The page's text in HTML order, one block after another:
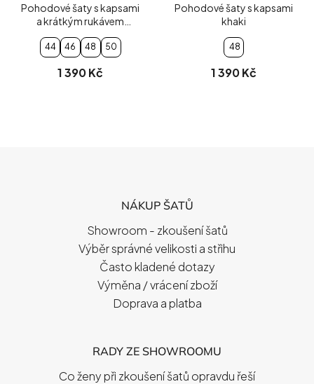
Pohodové šaty s kapsami
a krátkým rukávem
44 46 48 50
1 390 Kč
Pohodové šaty s kapsami
khaki
48
1 390 Kč
NÁKUP ŠATŮ
Showroom - zkoušení šatů
Výběr správné velikosti a střihu
Často kladené dotazy
Výměna / vrácení zboží
Doprava a platba
RADY ZE SHOWROOMU
Co ženy při zkoušení šatů opravdu řeší